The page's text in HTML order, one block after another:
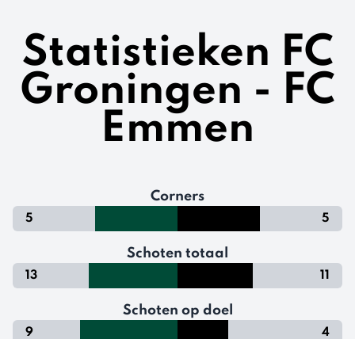
Statistieken FC
Groningen - FC
Emmen
Corners
5 5
Schoten totaal
13 11
Schoten op doel
9 4